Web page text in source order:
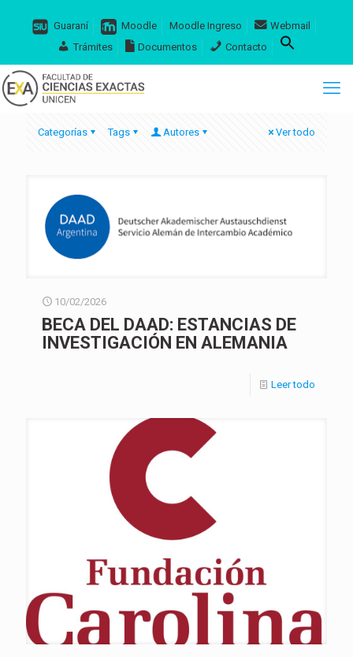
Guaraní Moodle Moodle Ingreso
Webmail
Trámites
Documentos Contacto
Categorías Tags Autores Ver todo
10/02/2026
BECA DEL DAAD: ESTANCIAS DE
INVESTIGACIÓN EN ALEMANIA
Leer todo